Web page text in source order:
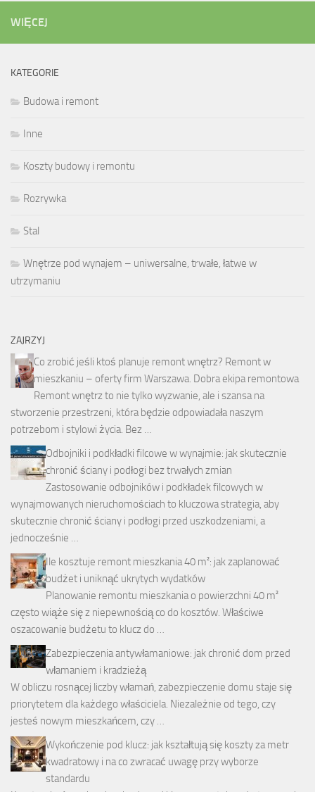
WIĘCEJ
KATEGORIE
Budowa i remont
Inne
Koszty budowy i remontu
Rozrywka
Stal
Wnętrze pod wynajem – uniwersalne, trwałe, łatwe w
utrzymaniu
ZAJRZYJ
Co zrobić jeśli ktoś planuje remont wnętrz? Remont w
mieszkaniu – oferty firm Warszawa. Dobra ekipa remontowa
Remont wnętrz to nie tylko wyzwanie, ale i szansa na
stworzenie przestrzeni, która będzie odpowiadała naszym
potrzebom i stylowi życia. Bez …
Odbojniki i podkładki filcowe w wynajmie: jak skutecznie
chronić ściany i podłogi bez trwałych zmian
Zastosowanie odbojników i podkładek filcowych w
wynajmowanych nieruchomościach to kluczowa strategia, aby
skutecznie chronić ściany i podłogi przed uszkodzeniami, a
jednocześnie …
Ile kosztuje remont mieszkania 40 m²: jak zaplanować
budżet i uniknąć ukrytych wydatków
Planowanie remontu mieszkania o powierzchni 40 m²
często wiąże się z niepewnością co do kosztów. Właściwe
oszacowanie budżetu to klucz do …
Zabezpieczenia antywłamaniowe: jak chronić dom przed
włamaniem i kradzieżą
W obliczu rosnącej liczby włamań, zabezpieczenie domu staje się
priorytetem dla każdego właściciela. Niezależnie od tego, czy
jesteś nowym mieszkańcem, czy …
Wykończenie pod klucz: jak kształtują się koszty za metr
kwadratowy i na co zwracać uwagę przy wyborze
standardu